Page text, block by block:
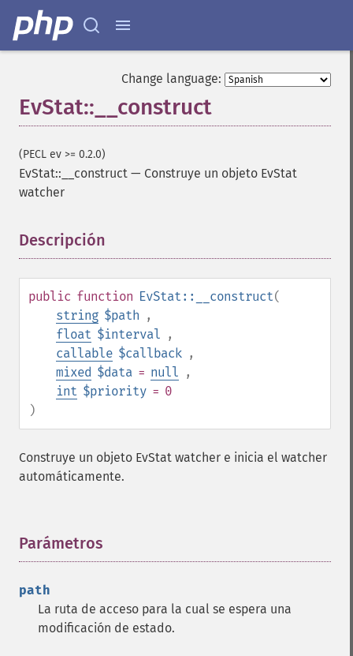
Change language:
EvStat::__construct
(PECL ev >= 0.2.0)
EvStat::__construct — Construye un objeto EvStat
watcher
Descripción
public function EvStat::__construct(
string $path ,
float $interval ,
callable $callback ,
mixed $data = null ,
int $priority = 0
)
Construye un objeto EvStat watcher e inicia el watcher
automáticamente.
Parámetros
path
La ruta de acceso para la cual se espera una
modificación de estado.